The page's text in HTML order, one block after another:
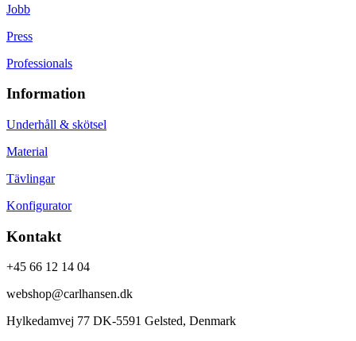
Jobb
Press
Professionals
Information
Underhåll & skötsel
Material
Tävlingar
Konfigurator
Kontakt
+45 66 12 14 04
webshop@carlhansen.dk
Hylkedamvej 77 DK-5591 Gelsted, Denmark